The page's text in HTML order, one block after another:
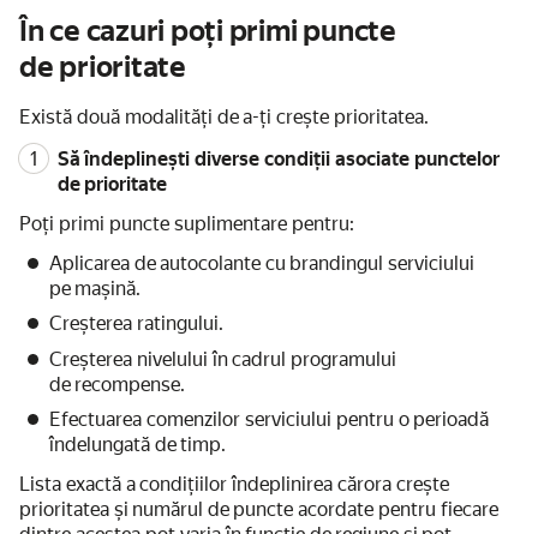
În ce cazuri poți primi puncte
de prioritate
Există două modalități de a-ți crește prioritatea.
Să îndeplinești diverse condiții asociate punctelor
de prioritate
Poți primi puncte suplimentare pentru:
Aplicarea de autocolante cu brandingul serviciului
pe mașină.
Creșterea ratingului.
Creșterea nivelului în cadrul programului
de recompense.
Efectuarea comenzilor serviciului pentru o perioadă
îndelungată de timp.
Lista exactă a condițiilor îndeplinirea cărora crește
prioritatea și numărul de puncte acordate pentru fiecare